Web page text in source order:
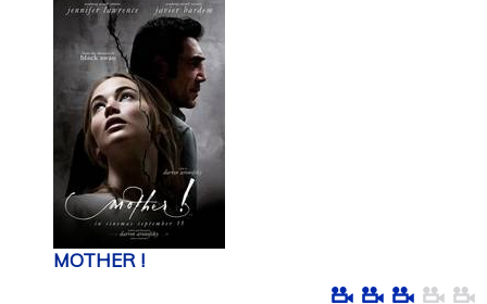
MOTHER !